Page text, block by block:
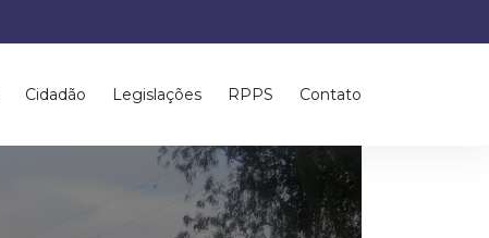
Cidadão Legislações RPPS Contato